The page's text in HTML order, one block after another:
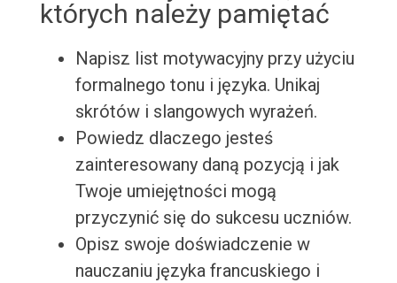
których należy pamiętać
Napisz list motywacyjny przy użyciu
formalnego tonu i języka. Unikaj
skrótów i slangowych wyrażeń.
Powiedz dlaczego jesteś
zainteresowany daną pozycją i jak
Twoje umiejętności mogą
przyczynić się do sukcesu uczniów.
Opisz swoje doświadczenie w
nauczaniu języka francuskiego i